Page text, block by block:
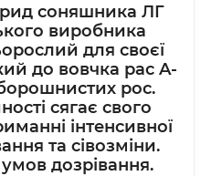
соняшника ЛГ
виробника
для своєї
до вовчка рас A-
рос.
сягає свого
інтенсивної
та сівозміни.
дозрівання.